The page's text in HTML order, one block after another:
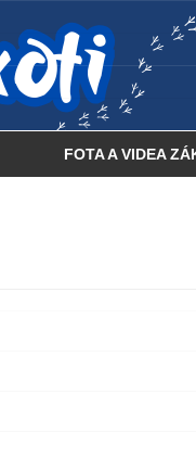
FOTA A VIDEA